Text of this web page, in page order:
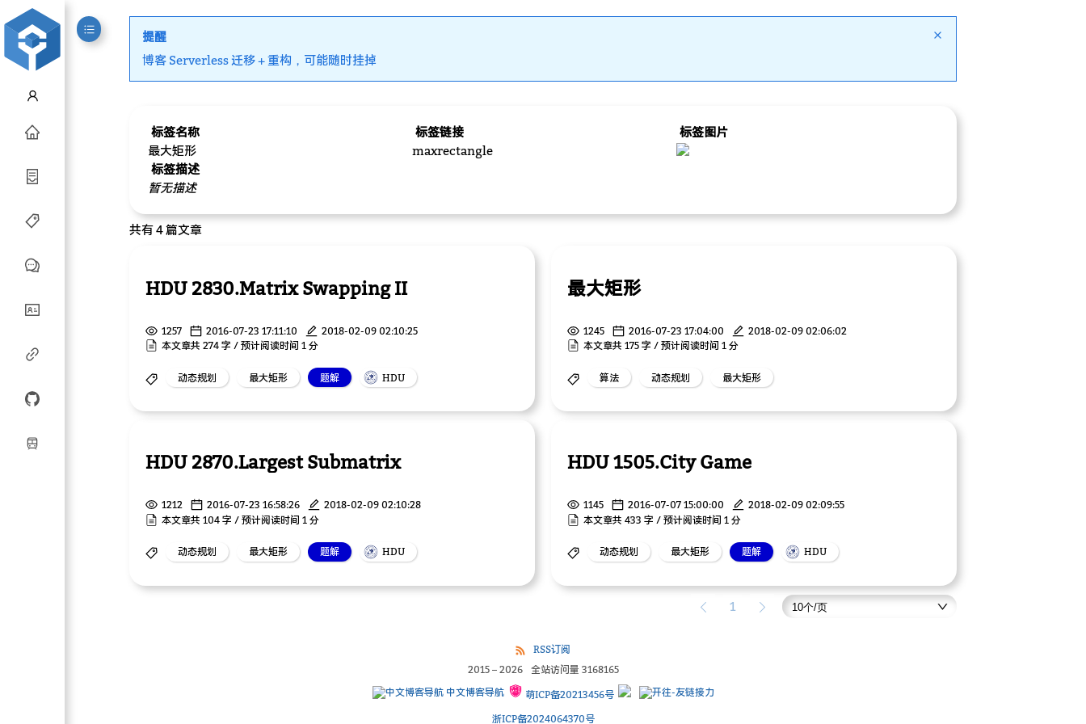
提醒
博客 Serverless 迁移 + 重构，可能随时挂掉
标签名称 标签链接
标签图片
最大矩形
maxrectangle
标签描述
暂无描述
共有 4 篇文章
HDU 2830.Matrix Swapping II
1257 2016-07-23 17:11:10
2018-02-09 02:10:25
本文章共 274 字 / 预计阅读时间 1 分
动态规划 最大矩形 题解 HDU
HDU 2870.Largest Submatrix
1212 2016-07-23 16:58:26
2018-02-09 02:10:28
本文章共 104 字 / 预计阅读时间 1 分
动态规划 最大矩形 题解 HDU
最大矩形
1245 2016-07-23 17:04:00
2018-02-09 02:06:02
本文章共 175 字 / 预计阅读时间 1 分
算法 动态规划 最大矩形
HDU 1505.City Game
1145 2016-07-07 15:00:00
2018-02-09 02:09:55
本文章共 433 字 / 预计阅读时间 1 分
动态规划 最大矩形 题解 HDU
1
RSS订阅
2015– 2026 全站访问量 3168165
中文博客导航
萌ICP备20213456号
浙ICP备2024064370号